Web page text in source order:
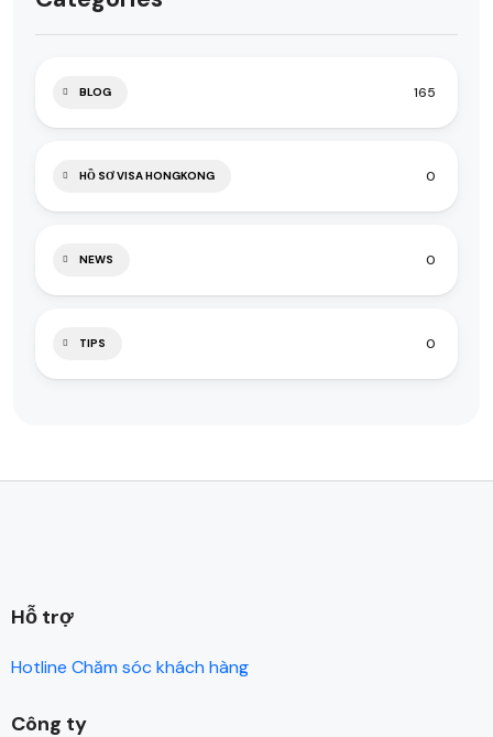
BLOG 165
HỒ SƠ VISA HONGKONG 0
NEWS 0
TIPS 0
Hỗ trợ
Hotline Chăm sóc khách hàng
Công ty